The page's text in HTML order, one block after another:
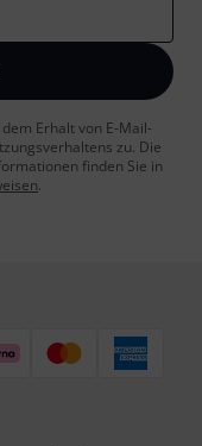
Erhalt von E-Mail-
zu. Die
finden Sie in
.